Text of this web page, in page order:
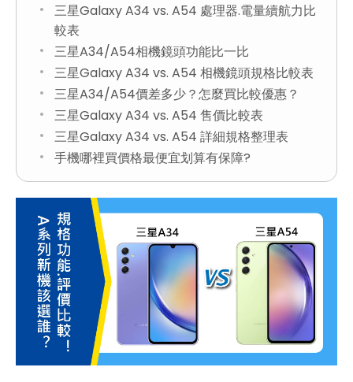
三星Galaxy A34 vs. A54 處理器.電量續航力比
較表
三星A34/A54相機鏡頭功能比一比
三星Galaxy A34 vs. A54 相機鏡頭規格比較表
三星A34/A54價差多少？怎麼買比較優惠？
三星Galaxy A34 vs. A54 售價比較表
三星Galaxy A34 vs. A54 詳細規格整理表
手機哪裡買價格最便宜划算有保障?